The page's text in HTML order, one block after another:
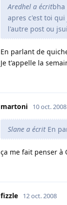
Aredhel a écritbha
apres c'est toi
l'autre post ou
En parlant de
Je t'appelle la
martoni 10 oct. 2008
Slane a écrit En
ça me fait penser à
fizzle 12 oct. 2008